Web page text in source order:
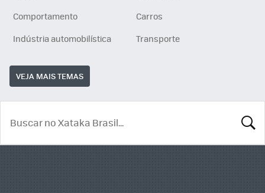
Comportamento
Carros
Indústria automobilística
Transporte
VEJA MAIS TEMAS